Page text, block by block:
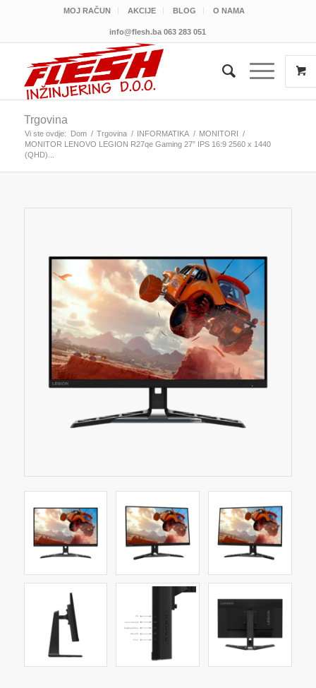
MOJ RAČUN AKCIJE BLOG O NAMA
info@flesh.ba 063 283 051
Trgovina
Vi ste ovdje: Dom / Trgovina / INFORMATIKA / MONITORI /
MONITOR LENOVO LEGION R27qe Gaming 27” IPS 16:9 2560 x 1440
(QHD)...